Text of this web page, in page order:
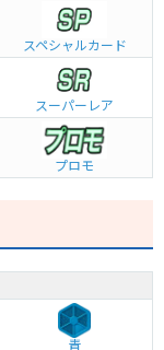
スペシャルカード
スーパーレア
プロモ
青